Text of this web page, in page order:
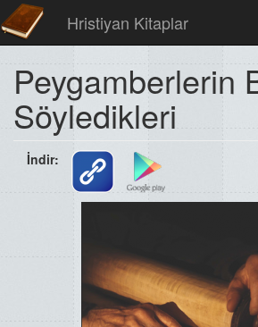
Hristiyan Kitaplar
Peygamberlerin
Söyledikleri
İndir: